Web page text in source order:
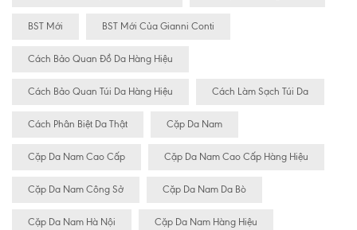
BST Mới BST Mới Của Gianni Conti
Cách Bảo Quan Đồ Da Hàng Hiệu
Cách Bảo Quan Túi Da Hàng Hiệu Cách Làm Sạch Túi Da
Cách Phân Biệt Da Thật Cặp Da Nam
Cặp Da Nam Cao Cấp Cặp Da Nam Cao Cấp Hàng Hiệu
Cặp Da Nam Công Sở Cặp Da Nam Da Bò
Cặp Da Nam Hà Nội Cặp Da Nam Hàng Hiệu